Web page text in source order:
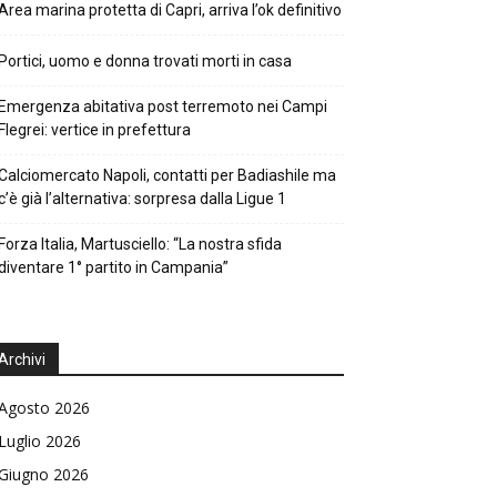
marina protetta di Capri, arriva l’ok definitivo
uomo e donna trovati morti in casa
abitativa post terremoto nei Campi
vertice in prefettura
Napoli, contatti per Badiashile ma
già l’alternativa: sorpresa dalla Ligue 1
Italia, Martusciello: “La nostra sfida
1° partito in Campania”
2026
2026
2026